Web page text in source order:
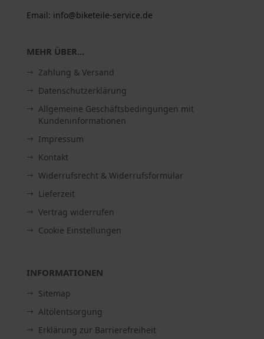
Email: info@biketeile-service.de
MEHR ÜBER...
Zahlung & Versand
Datenschutzerklärung
Allgemeine Geschäftsbedingungen mit
Kundeninformationen
Impressum
Kontakt
Widerrufsrecht & Widerrufsformular
Lieferzeit
Vertrag widerrufen
Cookie Einstellungen
INFORMATIONEN
Sitemap
Altölentsorgung
Erklärung zur Barrierefreiheit